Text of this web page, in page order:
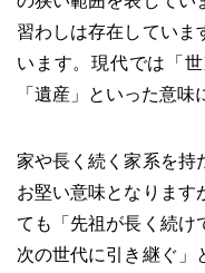
習わしは存在していま
います。現代では「
「遺産」といった意味
家や長く続く家系を持
お堅い意味となります
ても「先祖が長く続け
次の世代に引き継ぐ」